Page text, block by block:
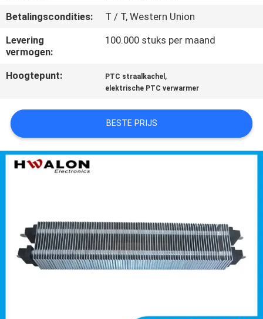
NIEUWS
OFFERTE
AANVRAGEN
SITEMAP
PRIVACYBELEID
Betalingscondities:
T / T, Western Union
Levering
vermogen:
100.000 stuks per maand
Hoogtepunt: PTC straalkachel ,
elektrische PTC verwarmer
BESTE PRIJS